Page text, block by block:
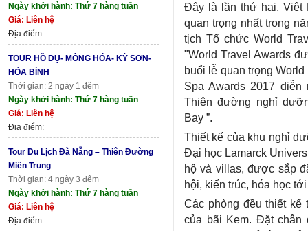
Ngày khởi hành: Thứ 7 hàng tuần
Giá: Liên hệ
Địa điểm:
TOUR HỒ DỤ- MÔNG HÓA- KỲ SƠN-
HÒA BÌNH
Thời gian: 2 ngày 1 đêm
Ngày khởi hành: Thứ 7 hàng tuần
Giá: Liên hệ
Địa điểm:
Tour Du Lịch Đà Nẵng – Thiên Đường
Miền Trung
Thời gian: 4 ngày 3 đêm
Ngày khởi hành: Thứ 7 hàng tuần
Giá: Liên hệ
Địa điểm:
Đây là lần thứ hai, Việt
quan trọng nhất trong
tịch Tổ chức World
"World Travel Awards
buổi lễ quan trọng
Spa Awards 2017
Thiên đường nghỉ
Bay ”.
Thiết kế của khu nghỉ
Đại học Lamarck
hộ và villas, được sắp
hội, kiến trúc, hóa học
Các phòng đều thiết
của bãi Kem. Đặt chân